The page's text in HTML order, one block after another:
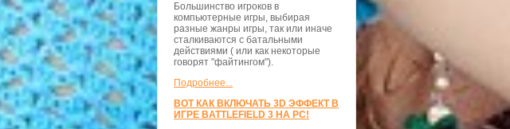
Большинство игроков в
компьютерные игры, выбирая
разные жанры игры, так или иначе
сталкиваются с батальными
действиями ( или как некоторые
говорят "файтингом").
Подробнее...
ВОТ КАК ВКЛЮЧАТЬ 3D ЭФФЕКТ В
ИГРЕ BATTLEFIELD 3 НА PC!